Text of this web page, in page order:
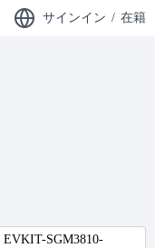
サインイン / 在籍
EVKIT-SGM3810-